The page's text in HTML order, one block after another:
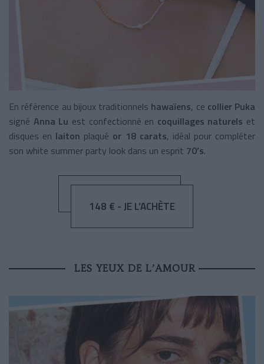
En référence au bijoux traditionnels hawaïens, ce collier Puka
signé Anna Lu est confectionné en coquillages naturels et
disques en laiton plaqué or 18 carats, idéal pour compléter
son white summer party look dans un esprit 70’s.
148 € - JE L’ACHÈTE
LES YEUX DE L’AMOUR